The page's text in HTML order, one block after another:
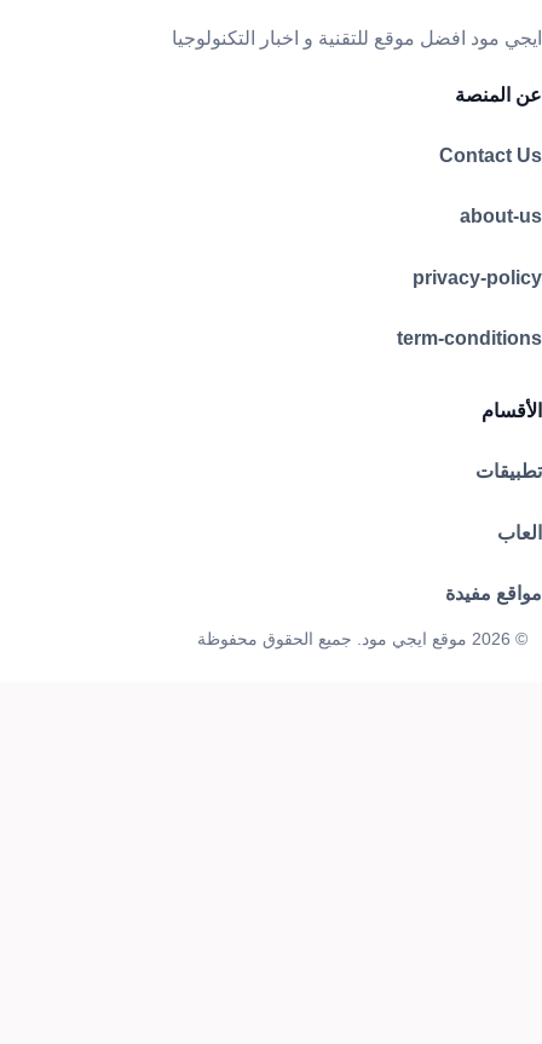
ايجي مود افضل موقع للتقنية و اخبار التكنولوجيا
عن المنصة
Contact Us
about-us
privacy-policy
term-conditions
الأقسام
تطبيقات
العاب
مواقع مفيدة
© 2026 موقع ايجي مود. جميع الحقوق محفوظة